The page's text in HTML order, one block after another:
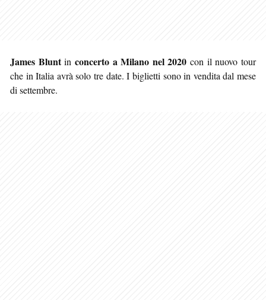
James Bluntin concerto a Milano nel 2020 con il nuovo tour
che in Italia avrà solo tre date. I biglietti sono in vendita dal mese
di settembre.